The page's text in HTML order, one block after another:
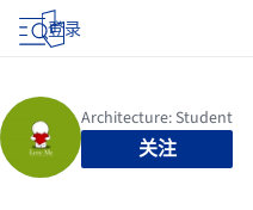
登录
关注